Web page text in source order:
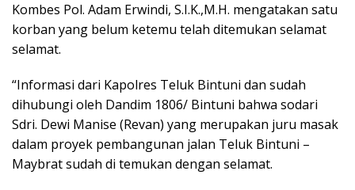
Kombes Pol. Adam Erwindi, S.I.K.,M.H. mengatakan satu
korban yang belum ketemu telah ditemukan selamat
selamat.
“Informasi dari Kapolres Teluk Bintuni dan sudah
dihubungi oleh Dandim 1806/ Bintuni bahwa sodari
Sdri. Dewi Manise (Revan) yang merupakan juru masak
dalam proyek pembangunan jalan Teluk Bintuni –
Maybrat sudah di temukan dengan selamat.